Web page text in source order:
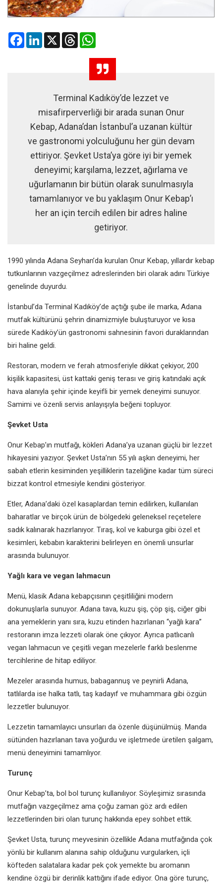
FacebookLinkedIn
X Threads
Terminal Kadıköy’de lezzet ve
misafirperverliği bir arada sunan Onur
Kebap, Adana’dan İstanbul’a uzanan kültür
ve gastronomi yolculuğunu her gün devam
ettiriyor. Şevket Usta’ya göre iyi bir yemek
deneyimi; karşılama, lezzet, ağırlama ve
uğurlamanın bir bütün olarak sunulmasıyla
tamamlanıyor ve bu yaklaşım Onur Kebap’ı
her an için tercih edilen bir adres haline
getiriyor.
1990 yılında Adana Seyhan’da kurulan Onur Kebap, yıllardır kebap
tutkunlarının vazgeçilmez adreslerinden biri olarak adını Türkiye
genelinde duyurdu.
İstanbul’da Terminal Kadıköy’de açtığı şube ile marka, Adana
mutfak kültürünü şehrin dinamizmiyle buluşturuyor ve kısa
sürede Kadıköy’ün gastronomi sahnesinin favori duraklarından
biri haline geldi.
Restoran, modern ve ferah atmosferiyle dikkat çekiyor, 200
kişilik kapasitesi, üst kattaki geniş terası ve giriş katındaki açık
hava alanıyla şehir içinde keyifli bir yemek deneyimi sunuyor.
Samimi ve özenli servis anlayışıyla beğeni topluyor.
Şevket Usta
Onur Kebap’ın mutfağı, kökleri Adana’ya uzanan güçlü bir lezzet
hikayesini yazıyor. Şevket Usta’nın 55 yılı aşkın deneyimi, her
sabah etlerin kesiminden yeşilliklerin tazeliğine kadar tüm süreci
bizzat kontrol etmesiyle kendini gösteriyor.
Etler, Adana’daki özel kasaplardan temin edilirken, kullanılan
baharatlar ve birçok ürün de bölgedeki geleneksel reçetelere
sadık kalınarak hazırlanıyor. Tıraş, kol ve kaburga gibi özel et
kesimleri, kebabın karakterini belirleyen en önemli unsurlar
arasında bulunuyor.
Yağlı kara ve vegan lahmacun
Menü, klasik Adana kebapçısının çeşitliliğini modern
dokunuşlarla sunuyor. Adana tava, kuzu şiş, çöp şiş, ciğer gibi
ana yemeklerin yanı sıra, kuzu etinden hazırlanan “yağlı kara”
restoranın imza lezzeti olarak öne çıkıyor. Ayrıca patlıcanlı
vegan lahmacun ve çeşitli vegan mezelerle farklı beslenme
tercihlerine de hitap ediliyor.
Mezeler arasında humus, babagannuş ve peynirli Adana,
tatlılarda ise halka tatlı, taş kadayıf ve muhammara gibi özgün
lezzetler bulunuyor.
Lezzetin tamamlayıcı unsurları da özenle düşünülmüş. Manda
sütünden hazırlanan tava yoğurdu ve işletmede üretilen şalgam,
menü deneyimini tamamlıyor.
Turunç
Onur Kebap’ta, bol bol turunç kullanılıyor. Söyleşimiz sırasında
mutfağın vazgeçilmez ama çoğu zaman göz ardı edilen
lezzetlerinden biri olan turunç hakkında epey sohbet ettik.
Şevket Usta, turunç meyvesinin özellikle Adana mutfağında çok
yönlü bir kullanım alanına sahip olduğunu vurgularken, içli
köfteden salatalara kadar pek çok yemekte bu aromanın
kendine özgü bir derinlik kattığını ifade ediyor. Ona göre turunç,